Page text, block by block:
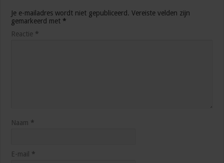
Je e-mailadres wordt niet gepubliceerd. Vereiste velden zijn
gemarkeerd met *
Reactie *
Naam *
E-mail *